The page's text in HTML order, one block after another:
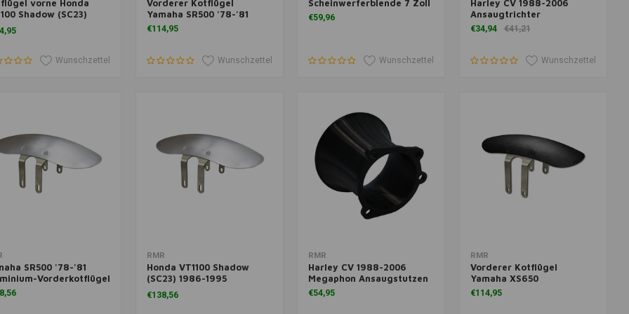
vorne Honda
Shadow (SC23)
1995
Wunschzettel
Vorderer Kotflügel
Yamaha SR500 '78-'81
€114,95
Wunschzettel
Scheinwerferblende 7 Zoll
€59,96
Wunschzettel
Harley CV 1988-2006
Ansaugtrichter
€34,94 €41,21
Wunschzettel
Warenkorb hinzufügen
SR500 '78-'81
Vorderkotflügel
Zum Warenkorb hinzufügen
RMR
Honda VT1100 Shadow
(SC23) 1986-1995
Aluminium-Kotflügel vorn
€138,56
Zum Warenkorb hinzufügen
RMR
Harley CV 1988-2006
Megaphon Ansaugstutzen
€54,95
Zum Warenkorb hinzufügen
RMR
Vorderer Kotflügel
Yamaha XS650
€114,95